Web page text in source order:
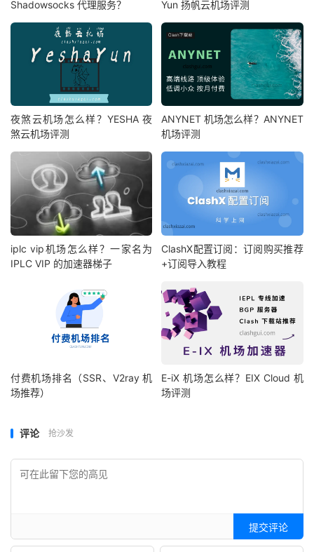
Shadowsocks 代理服务？
Yun 扬帆云机场评测
夜煞云机场怎么样？YESHA 夜
煞云机场评测
ANYNET 机场怎么样？ANYNET
机场评测
iplc vip机场怎么样？一家名为
IPLC VIP 的加速器梯子
ClashX配置订阅：订阅购买推荐
+订阅导入教程
付费机场排名（SSR、V2ray 机
场推荐）
E-iX 机场怎么样？EIX Cloud 机
场评测
评论 抢沙发
提交评论